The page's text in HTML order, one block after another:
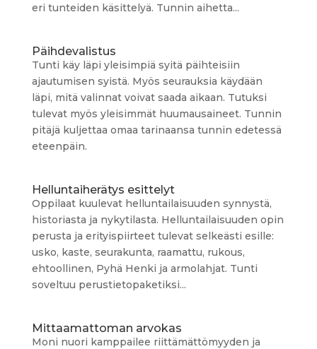
eri tunteiden käsittelyä. Tunnin aihetta...
Päihdevalistus
Tunti käy läpi yleisimpiä syitä päihteisiin
ajautumisen syistä. Myös seurauksia käydään
läpi, mitä valinnat voivat saada aikaan. Tutuksi
tulevat myös yleisimmät huumausaineet. Tunnin
pitäjä kuljettaa omaa tarinaansa tunnin edetessä
eteenpäin.
Helluntaiherätys esittelyt
Oppilaat kuulevat helluntailaisuuden synnystä,
historiasta ja nykytilasta. Helluntailaisuuden opin
perusta ja erityispiirteet tulevat selkeästi esille:
usko, kaste, seurakunta, raamattu, rukous,
ehtoollinen, Pyhä Henki ja armolahjat. Tunti
soveltuu perustietopaketiksi...
Mittaamattoman arvokas
Moni nuori kamppailee riittämättömyyden ja